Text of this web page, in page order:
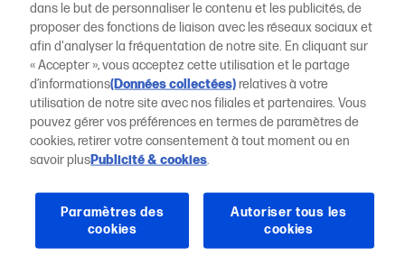
dans le but de personnaliser le contenu et les publicités, de
proposer des fonctions de liaison avec les réseaux sociaux et
afin d'analyser la fréquentation de notre site. En cliquant sur
« Accepter », vous acceptez cette utilisation et le partage
d’informations(Données collectées)relatives à votre
utilisation de notre site avec nos filiales et partenaires. Vous
pouvez gérer vos préférences en termes de paramètres de
cookies, retirer votre consentement à tout moment ou en
savoir plusPublicité & cookies.
Paramètres des
cookies
Autoriser tous les
cookies